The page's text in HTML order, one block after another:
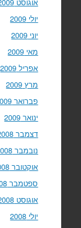
יולי 2009
יוני 2009
מאי 2009
אפריל 2009
מרץ 2009
פברואר 2009
ינואר 2009
דצמבר 2008
נובמבר 2008
אוקטובר 2008
ספטמבר 2008
אוגוסט 2008
יולי 2008